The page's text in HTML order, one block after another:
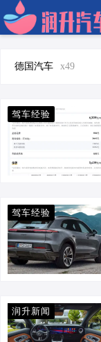
首页
润升新闻
驾车经验
车业百科
德国汽车 x49
驾车经验
驾车经验
润升新闻